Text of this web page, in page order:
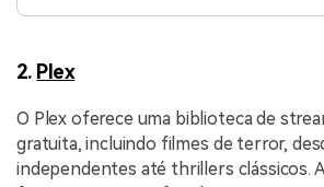
2. Plex
O Plex oferece uma biblioteca de
gratuita, incluindo filmes de terror,
independentes até thrillers clássicos.